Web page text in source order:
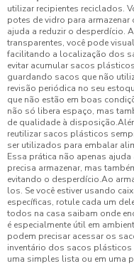
utilizar recipientes reciclados.
potes de vidro para
ajuda a reduzir o desperdício.
transparentes, você pode
facilitando a localização dos
evitar acumular sacos
guardando sacos que não
revisão periódica no seu
que não estão em boas
não só libera espaço, mas
de qualidade à
reutilizar sacos plásticos
ser utilizados para embalar
Essa prática não apenas
precisa armazenar, mas
evitando o desperdício.Ao
los. Se você estiver usando
específicas, rotule cada um
todos na casa saibam onde
é especialmente útil em
podem precisar acessar os
inventário dos sacos plásticos
uma simples lista ou em uma